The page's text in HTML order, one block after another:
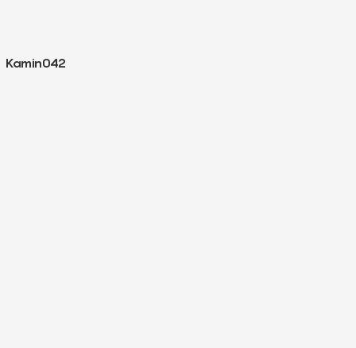
Kamin042